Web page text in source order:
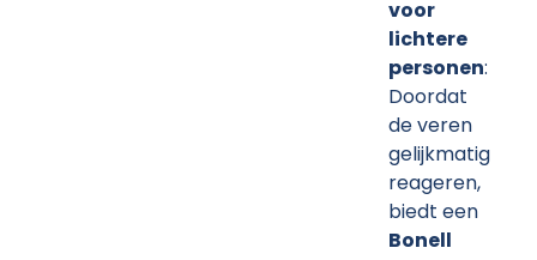
voor
lichtere
personen:
Doordat
de veren
gelijkmatig
reageren,
biedt een
Bonell